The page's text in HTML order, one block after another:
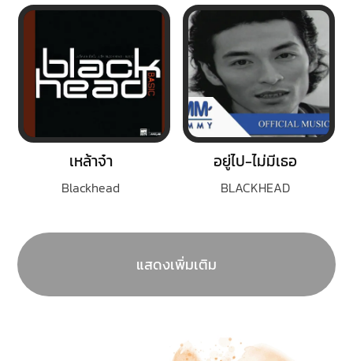
เหล้าจ๋า
Blackhead
อยู่ไป-ไม่มีเธอ
BLACKHEAD
แสดงเพิ่มเติม